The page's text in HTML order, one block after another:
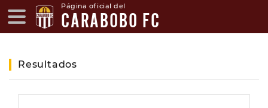
Página oficial del
CARABOBO FC
Resultados